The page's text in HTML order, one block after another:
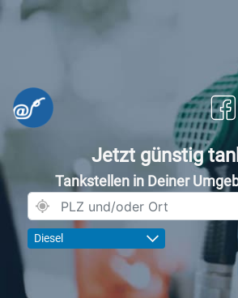
Jetzt günstig
Tankstellen in Deiner
Diesel